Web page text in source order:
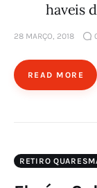
haveis
28 MARÇO, 2018
READ MORE
RETIRO